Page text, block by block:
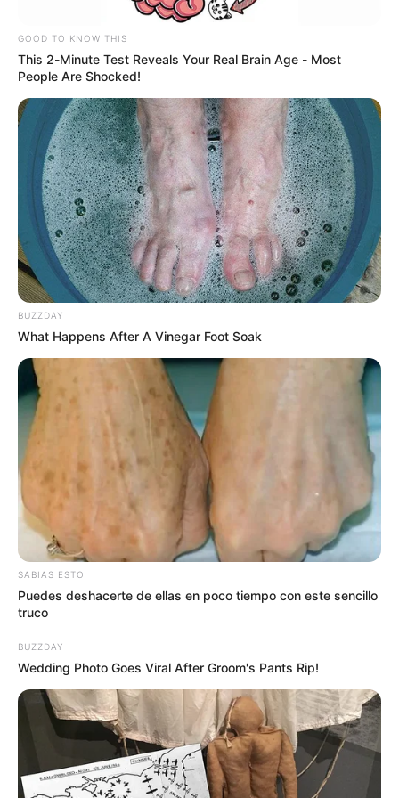
Camisa principal de Independiente
Santa Fe.
Crédito:
Umbro
Camisa alterna de Independiente Santa
Fe.
Crédito:
Umbro
GOOD TO KNOW THIS
This 2-Minute Test Reveals Your Real Brain Age - Most
People Are Shocked!
BUZZDAY
What Happens After A Vinegar Foot Soak
SABIAS ESTO
Puedes deshacerte de ellas en poco tiempo con este sencillo
truco
BUZZDAY
Wedding Photo Goes Viral After Groom's Pants Rip!